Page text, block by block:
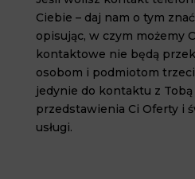
Ciebie – daj nam o tym
opisując, w czym możemy
kontaktowe nie będą
osobom i podmiotom
jedynie do kontaktu z
przedstawienia Ci Oferty i
usługi.